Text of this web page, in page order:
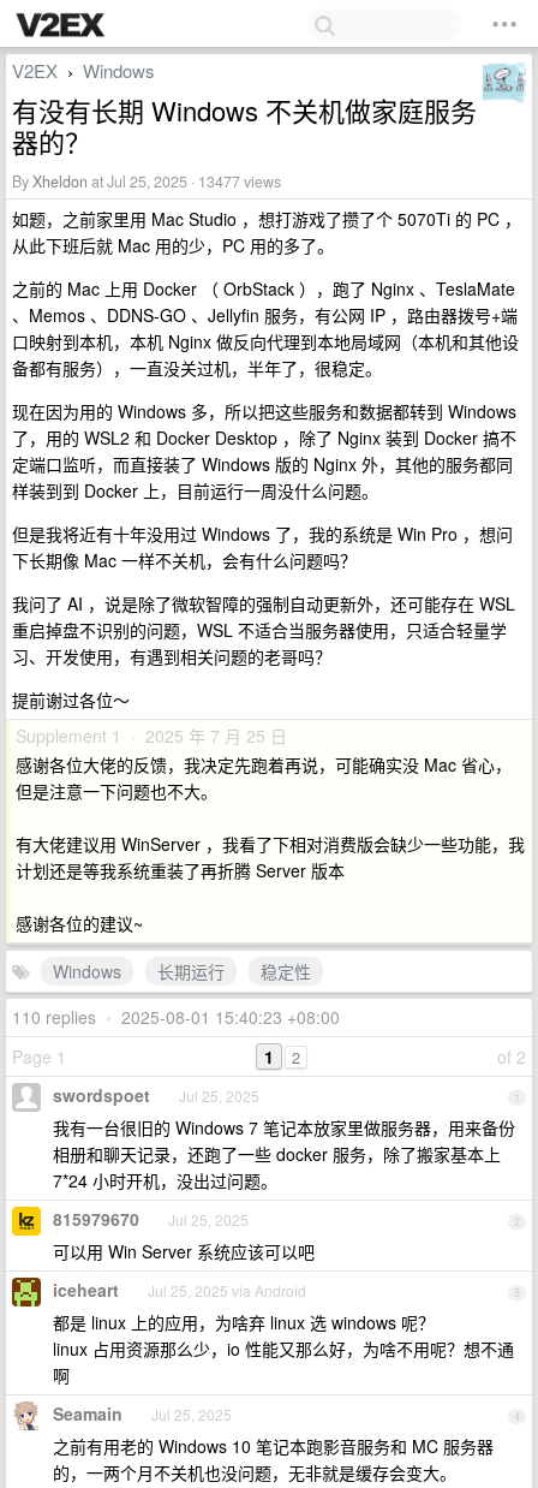
V2EX › Windows
有没有长期 Windows 不关机做家庭服务
器的？
ByXheldon at Jul 25, 2025 · 13477 views
如题，之前家里用 Mac Studio ，想打游戏了攒了个 5070Ti 的 PC ，
从此下班后就 Mac 用的少，PC 用的多了。
之前的 Mac 上用 Docker （ OrbStack ），跑了 Nginx 、TeslaMate
、Memos 、DDNS-GO 、Jellyfin 服务，有公网 IP ，路由器拨号+端
口映射到本机，本机 Nginx 做反向代理到本地局域网（本机和其他设
备都有服务），一直没关过机，半年了，很稳定。
现在因为用的 Windows 多，所以把这些服务和数据都转到 Windows
了，用的 WSL2 和 Docker Desktop ，除了 Nginx 装到 Docker 搞不
定端口监听，而直接装了 Windows 版的 Nginx 外，其他的服务都同
样装到到 Docker 上，目前运行一周没什么问题。
但是我将近有十年没用过 Windows 了，我的系统是 Win Pro ，想问
下长期像 Mac 一样不关机，会有什么问题吗？
我问了 AI ，说是除了微软智障的强制自动更新外，还可能存在 WSL
重启掉盘不识别的问题，WSL 不适合当服务器使用，只适合轻量学
习、开发使用，有遇到相关问题的老哥吗？
提前谢过各位～
Supplement 1 · 2025 年 7 月 25 日
感谢各位大佬的反馈，我决定先跑着再说，可能确实没 Mac 省心，
但是注意一下问题也不大。
有大佬建议用 WinServer ，我看了下相对消费版会缺少一些功能，我
计划还是等我系统重装了再折腾 Server 版本
感谢各位的建议~
Windows
长期运行
稳定性
110 replies • 2025-08-01 15:40:23 +08:00
Page 1
of 2
1 2
1
swordspoet Jul 25, 2025
我有一台很旧的 Windows 7 笔记本放家里做服务器，用来备份
相册和聊天记录，还跑了一些 docker 服务，除了搬家基本上
7*24 小时开机，没出过问题。
2
815979670 Jul 25, 2025
可以用 Win Server 系统应该可以吧
3
iceheart Jul 25, 2025 via Android
都是 linux 上的应用，为啥弃 linux 选 windows 呢？
linux 占用资源那么少，io 性能又那么好，为啥不用呢？想不通
啊
4
Seamain Jul 25, 2025
之前有用老的 Windows 10 笔记本跑影音服务和 MC 服务器
的，一两个月不关机也没问题，无非就是缓存会变大。